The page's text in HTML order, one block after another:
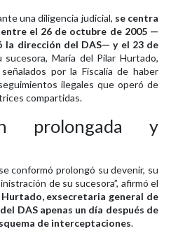
una diligencia judicial, se centra
el 26 de octubre de 2005 —
la dirección del DAS— y el 23 de
sucesora, María del Pilar Hurtado,
por la Fiscalía de haber
ilegales que operó de
compartidas.
prolongada y
conformó prolongó su devenir, su
de su sucesora”, afirmó el
Hurtado, exsecretaria general de
DAS apenas un día después de
de interceptaciones.